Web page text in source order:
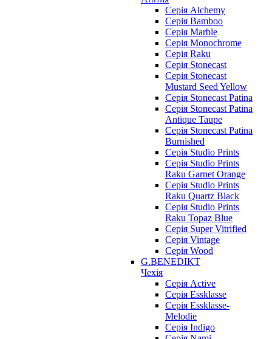
Серія Alchemy
Серія Bamboo
Серія Marble
Серія Monochrome
Серія Raku
Серія Stonecast
Серія Stonecast
Mustard Seed Yellow
Серія Stonecast Patina
Серія Stonecast Patina
Antique Taupe
Серія Stonecast Patina
Burnished
Серія Studio Prints
Серія Studio Prints
Raku Garnet Orange
Серія Studio Prints
Raku Quartz Black
Серія Studio Prints
Raku Topaz Blue
Серія Super Vitrified
Серія Vintage
Серія Wood
G.BENEDIKT
Чехія
Cерія Active
Cерія Essklasse
Cерія Essklasse-
Melodie
Cерія Indigo